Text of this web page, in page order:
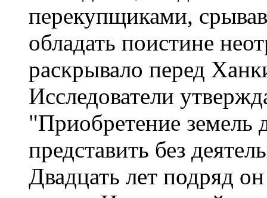
перекупщиками,
обладать поистине
раскрывало перед
Исследователи
"Приобретение земель
представить без
Двадцать лет подряд